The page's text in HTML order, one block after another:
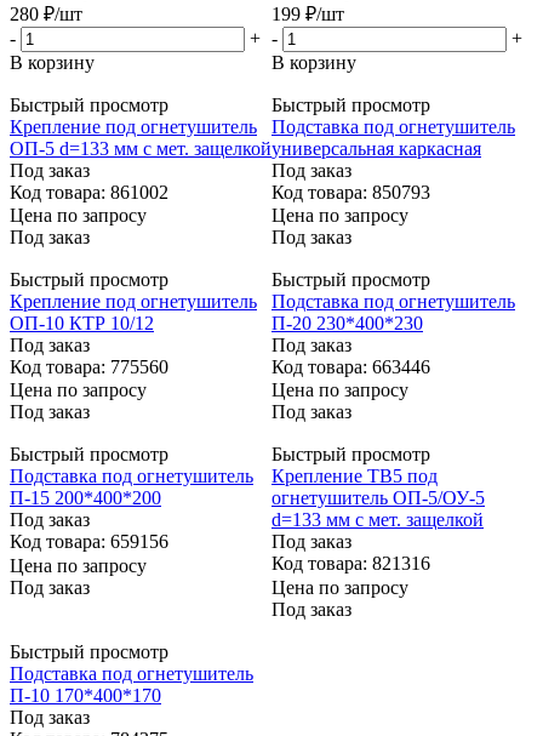
280 ₽/шт
-
+
В корзину
199 ₽/шт
-
+
В корзину
Быстрый просмотр
Крепление под огнетушитель
ОП-5 d=133 мм с мет. защелкой
Под заказ
Код товара: 861002
Цена по запросу
Под заказ
Быстрый просмотр
Подставка под огнетушитель
универсальная каркасная
Под заказ
Код товара: 850793
Цена по запросу
Под заказ
Быстрый просмотр
Крепление под огнетушитель
ОП-10 КТР 10/12
Под заказ
Код товара: 775560
Цена по запросу
Под заказ
Быстрый просмотр
Подставка под огнетушитель
П-20 230*400*230
Под заказ
Код товара: 663446
Цена по запросу
Под заказ
Быстрый просмотр
Подставка под огнетушитель
П-15 200*400*200
Под заказ
Код товара: 659156
Цена по запросу
Под заказ
Быстрый просмотр
Крепление ТВ5 под
огнетушитель ОП-5/ОУ-5
d=133 мм с мет. защелкой
Под заказ
Код товара: 821316
Цена по запросу
Под заказ
Быстрый просмотр
Подставка под огнетушитель
П-10 170*400*170
Под заказ